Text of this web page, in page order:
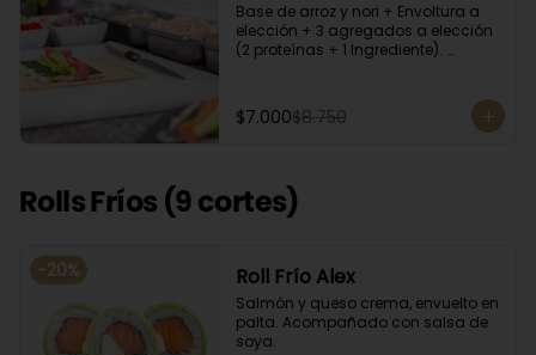
Base de arroz y nori + Envoltura a
elección + 3 agregados a elección
(2 proteínas + 1 Ingrediente).
$7.000$8.750
Rolls Fríos (9 cortes)
-20% Roll Frío Alex
Salmón y queso crema, envuelto en
palta. Acompañado con salsa de
soya.